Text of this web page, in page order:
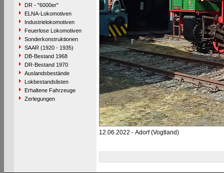
DR - "6000er"
ELNA-Lokomotiven
Industrielokomotiven
Feuerlose Lokomotiven
Sonderkonstruktionen
SAAR (1920 - 1935)
DB-Bestand 1968
DR-Bestand 1970
Auslandsbestände
Lokbestandslisten
Erhaltene Fahrzeuge
Zerlegungen
12.06.2022 - Adorf (Vogtland)